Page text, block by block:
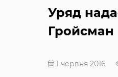
Уряд
Гройсман
1 червня 2016